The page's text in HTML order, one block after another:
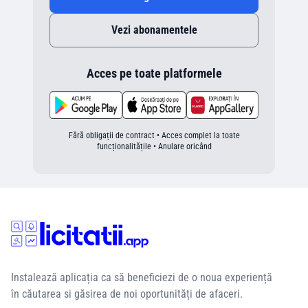
Vezi abonamentele
Acces pe toate platformele
Fără obligații de contract • Acces complet la toate
funcționalitățile • Anulare oricând
Instalează aplicația ca să beneficiezi de o noua experiență
în căutarea si găsirea de noi oportunități de afaceri.